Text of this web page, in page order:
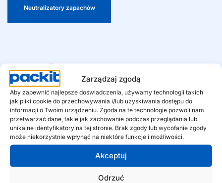
Zarządzaj zgodą
Aby zapewnić najlepsze doświadczenia, używamy technologii takich
jak pliki cookie do przechowywania i/lub uzyskiwania dostępu do
informacji o Twoim urządzeniu. Zgoda na te technologie pozwoli nam
przetwarzać dane, takie jak zachowanie podczas przeglądania lub
unikalne identyfikatory na tej stronie. Brak zgody lub wycofanie zgody
może niekorzystnie wpłynąć na niektóre funkcje i możliwości.
Akceptuj
Odrzuć
Neutralizatory zapachów
Marki własne
5
Gospodarstwa domowe w
Europie używają naszych
produktów
190
  mln +